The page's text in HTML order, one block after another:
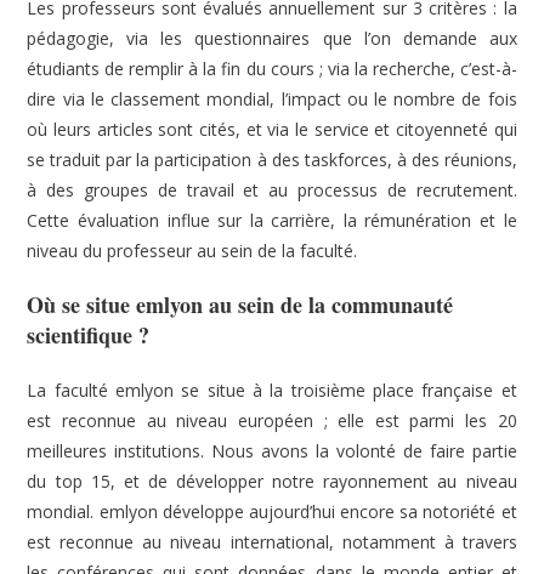
Les professeurs sont évalués annuellement sur 3 critères : la
pédagogie, via les questionnaires que l’on demande aux
étudiants de remplir à la fin du cours ; via la recherche, c’est-à-
dire via le classement mondial, l’impact ou le nombre de fois
où leurs articles sont cités, et via le service et citoyenneté qui
se traduit par la participation à des taskforces, à des réunions,
à des groupes de travail et au processus de recrutement.
Cette évaluation influe sur la carrière, la rémunération et le
niveau du professeur au sein de la faculté.
Où se situe emlyon au sein de la communauté
scientifique ?
La faculté emlyon se situe à la troisième place française et
est reconnue au niveau européen ; elle est parmi les 20
meilleures institutions. Nous avons la volonté de faire partie
du top 15, et de développer notre rayonnement au niveau
mondial. emlyon développe aujourd’hui encore sa notoriété et
est reconnue au niveau international, notamment à travers